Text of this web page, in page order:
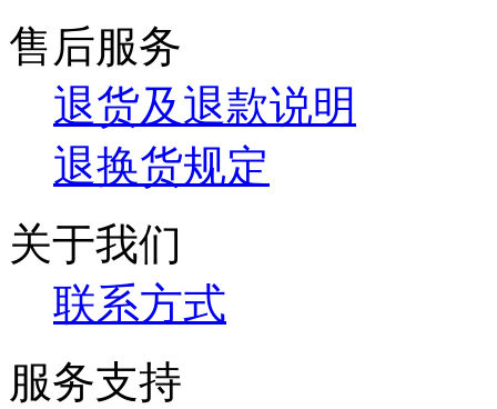
售后服务
退货及退款说明
退换货规定
关于我们
联系方式
服务支持